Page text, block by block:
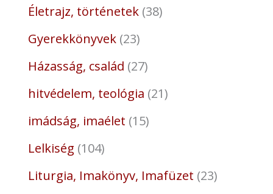
Életrajz, történetek 38
Gyerekkönyvek 23
Házasság, család 27
hitvédelem, teológia 21
imádság, imaélet 15
Lelkiség 104
Liturgia, Imakönyv, Imafüzet 23